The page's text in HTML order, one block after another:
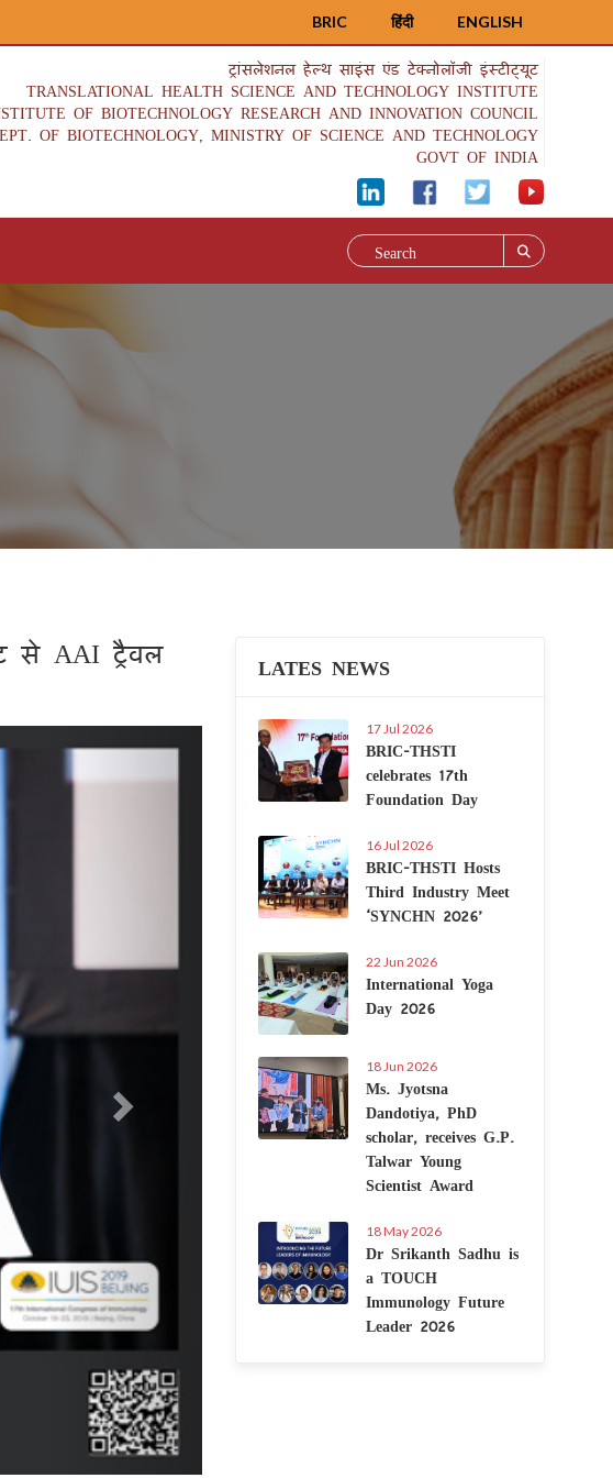
ENGLISH
हिंदी
BRIC
ट्रांसलेशनल हेल्थ साइंस एंड टेक्नोलॉजी इंस्टीट्यूट
TRANSLATIONAL HEALTH SCIENCE AND TECHNOLOGY INSTITUTE
OF BIOTECHNOLOGY RESEARCH AND INNOVATION COUNCIL
OF BIOTECHNOLOGY, MINISTRY OF SCIENCE AND TECHNOLOGY
GOVT OF INDIA
से AAI ट्रैवल LATES NEWS
17 Jul 2026
BRIC-THSTI
celebrates 17th
Foundation Day
16 Jul 2026
BRIC-THSTI Hosts
Third Industry Meet
‘SYNCHN 2026’
22 Jun 2026
International Yoga
Day 2026
18 Jun 2026
Ms. Jyotsna
Dandotiya, PhD
scholar, receives G.P.
Talwar Young
Scientist Award
18 May 2026
Dr Srikanth Sadhu is
a TOUCH
Immunology Future
Leader 2026